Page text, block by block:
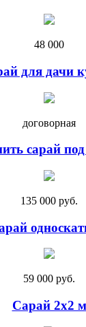
48 000
для дачи
договорная
сарай
135 000 руб.
59 000 руб.
Сарай 2х2 м